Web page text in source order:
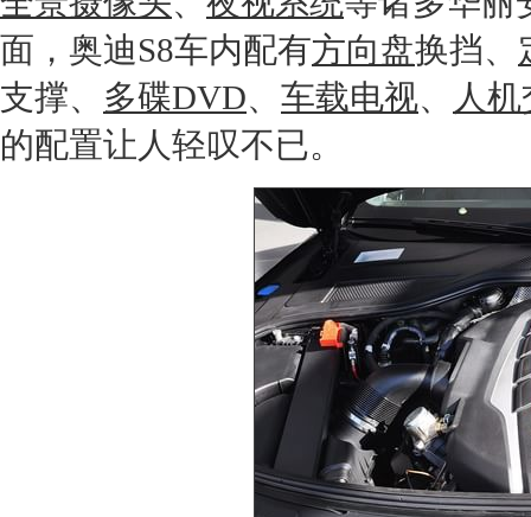
面， 奥迪S8车内配有方向盘换挡、
支撑、 多碟DVD、 车载电视、
人
的配置让人轻叹不已。